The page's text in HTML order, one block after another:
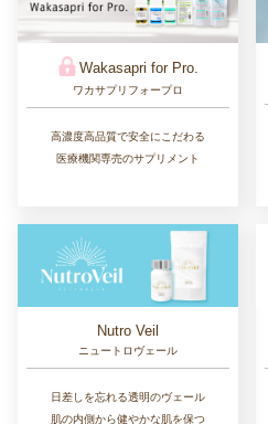
Wakasapri for Pro.
ワカサプリフォープロ
高濃度高品質で安全にこだわる
医療機関専売のサプリメント
Nutro Veil
ニュートロヴェール
日差しを忘れる透明のヴェール
肌の内側から健やかな肌を保つ